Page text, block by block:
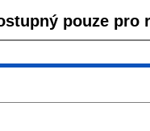
pouze pro